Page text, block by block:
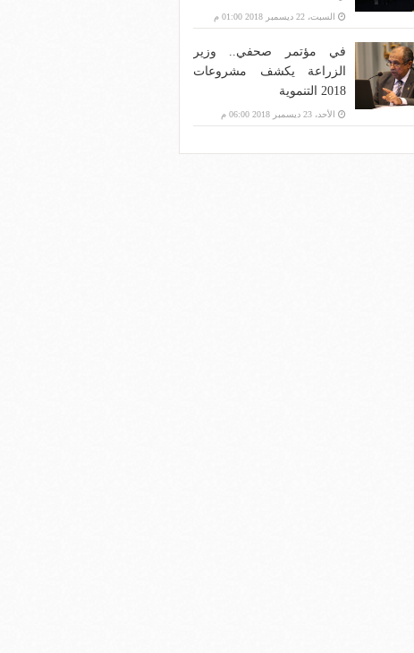
السبت، 22 ديسمبر 2018 01:00 م
في مؤتمر صحفي.. وزير
الزراعة يكشف مشروعات
2018 التنموية
الأحد، 23 ديسمبر 2018 06:00 م